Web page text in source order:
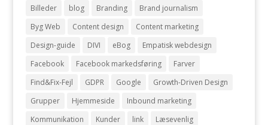
Billeder blog Branding
Brand journalism
Byg Web
Content design
Content marketing
Design-guide
DIVI eBog
Empatisk webdesign
Facebook
Facebook markedsføring
Farver
Find&Fix-Fejl
GDPR Google
Growth-Driven Design
Grupper
Hjemmeside
Inbound marketing
Kommunikation
Kunder link
Læsevenlig